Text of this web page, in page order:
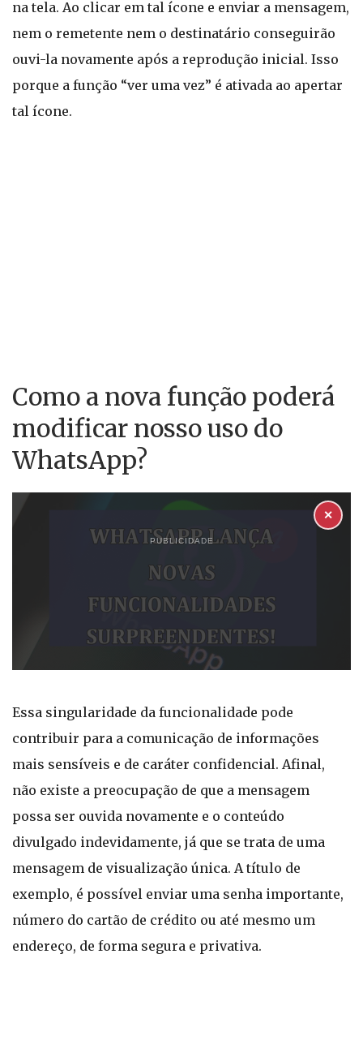
na tela. Ao clicar em tal ícone e enviar a mensagem,
nem o remetente nem o destinatário conseguirão
ouvi-la novamente após a reprodução inicial. Isso
porque a função “ver uma vez” é ativada ao apertar
tal ícone.
Como a nova função poderá
modificar nosso uso do
WhatsApp?
PUBLICIDADE
✕
Essa singularidade da funcionalidade pode
contribuir para a comunicação de informações
mais sensíveis e de caráter confidencial. Afinal,
não existe a preocupação de que a mensagem
possa ser ouvida novamente e o conteúdo
divulgado indevidamente, já que se trata de uma
mensagem de visualização única. A título de
exemplo, é possível enviar uma senha importante,
número do cartão de crédito ou até mesmo um
endereço, de forma segura e privativa.